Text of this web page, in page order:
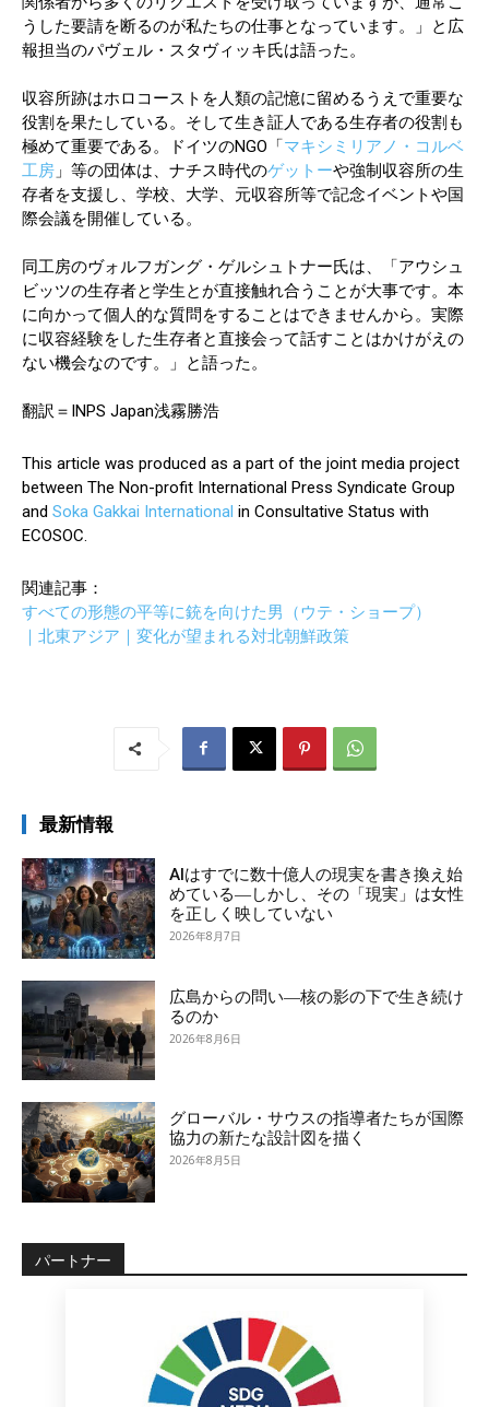
うした要請を断るのが私たちの仕事となっています。」と広
報担当のパヴェル・スタヴィッキ氏は語った。
収容所跡はホロコーストを人類の記憶に留めるうえで重要な
役割を果たしている。そして生き証人である生存者の役割も
極めて重要である。ドイツのNGO「マキシミリアノ・コルベ
工房 」等の団体は、ナチス時代のゲットーや強制収容所の生
存者を支援し、学校、大学、元収容所等で記念イベントや国
際会議を開催している。
同工房のヴォルフガング・ゲルシュトナー氏は、「アウシュ
ビッツの生存者と学生とが直接触れ合うことが大事です。本
に向かって個人的な質問をすることはできませんから。実際
に収容経験をした生存者と直接会って話すことはかけがえの
ない機会なのです。」と語った。
翻訳＝INPS Japan浅霧勝浩
This article was produced as a part of the joint media project
between The Non-profit International Press Syndicate Group
and Soka Gakkai International in Consultative Status with
ECOSOC.
関連記事：
すべての形態の平等に銃を向けた男（ウテ・ショープ）
｜北東アジア｜変化が望まれる対北朝鮮政策
最新情報
AIはすでに数十億人の現実を書き換え始
めている―しかし、その「現実」は女性
を正しく映していない
2026年8月7日
広島からの問い―核の影の下で生き続け
るのか
2026年8月6日
グローバル・サウスの指導者たちが国際
協力の新たな設計図を描く
2026年8月5日
パートナー